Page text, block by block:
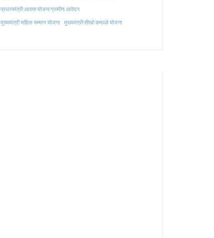
प्रधानमंत्री आवास योजना ग्रामीण आवेदन
मुख्यमंत्री महिला सम्मान योजना मुख्यमंत्री सीखो कमाओ योजना